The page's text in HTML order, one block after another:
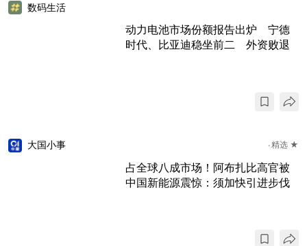
数码生活
动力电池市场份额报告出炉 宁德
时代、比亚迪稳坐前二 外资败退
大国小事 精选 ★
占全球八成市场！阿布扎比高官被
中国新能源震惊：须加快引进步伐